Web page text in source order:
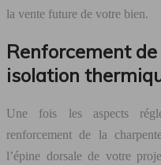
la vente future de votre bien.
Renforcement
isolation
Une fois les aspects
renforcement de la
l’épine dorsale de votre